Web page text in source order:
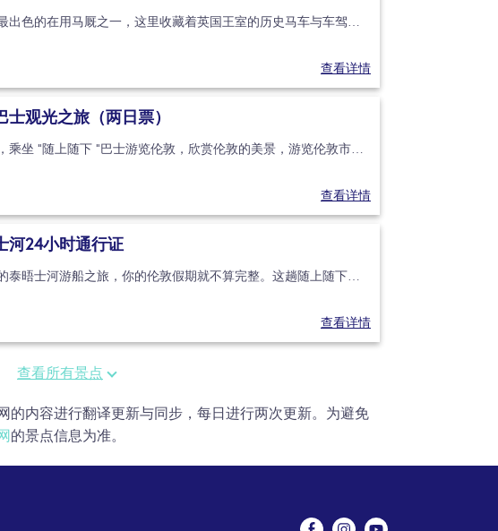
皇家马厩是世界上最出色的在用马厩之一，这里收藏着英国王室的历史马车与车驾收藏，同时也是温莎灰马和克利夫兰湾马的所在地——这些马匹负责牵引王室马车。直到今天，这些
查看详情
士观光之旅（两日票）
坐下来，放松一下，乘坐 “随上随下 ”巴士游览伦敦，欣赏伦敦的美景，游览伦敦市中心的热门景点，对这座城市有更深入的了解。如果您已准备好探索伦敦的一切，那么 “跳
查看详情
河24小时通行证
没有一次轻松惬意的泰晤士河游船之旅，你的伦敦假期就不算完整。这趟随上随下观光游船将带你沿着伦敦标志性的河流，尽览城市精华。在多个重要地标码头上下船，近距离探索令
查看详情
查看所有景点
的内容进行翻译更新与同步，每日进行两次更新。为避免
的景点信息为准。